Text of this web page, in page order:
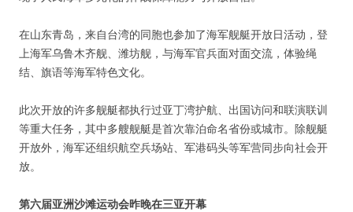
在山东青岛，来自台湾的同胞也参加了海军舰艇开放日活动，登
上海军乌鲁木齐舰、潍坊舰，与海军官兵面对面交流，体验绳
结、旗语等海军特色文化。
此次开放的许多舰艇都执行过亚丁湾护航、出国访问和联演联训
等重大任务，其中多艘舰艇是首次靠泊命名省份或城市。除舰艇
开放外，海军还组织航空兵场站、军港码头等军营同步向社会开
放。
第六届亚洲沙滩运动会昨晚在三亚开幕